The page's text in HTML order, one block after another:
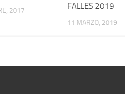
2017
FALLES 2019
11 MARZO, 2019